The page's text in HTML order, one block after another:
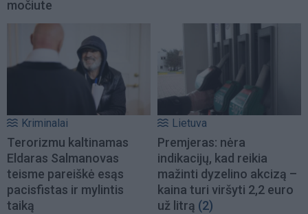
močiute
Kriminalai
Terorizmu kaltinamas
Eldaras Salmanovas
teisme pareiškė esąs
pacisfistas ir mylintis
taiką
Lietuva
Premjeras: nėra
indikacijų, kad reikia
mažinti dyzelino akcizą –
kaina turi viršyti 2,2 euro
už litrą (2)